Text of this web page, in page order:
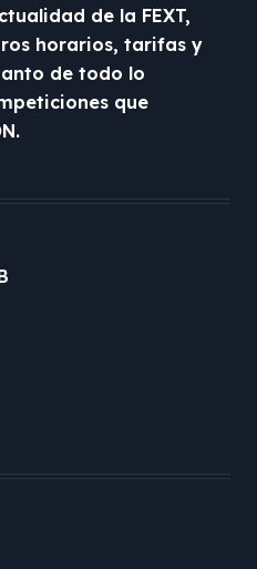
de la FEXT,
horarios, tarifas y
de todo lo
que